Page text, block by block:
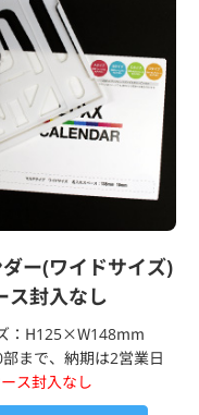
ー(ワイドサイズ)
ス封入なし
：H125×W148mm
まで、納期は2営業日
ス封入なし